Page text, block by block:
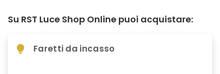
Su RST Luce Shop Online puoi acquistare:
Faretti da incasso